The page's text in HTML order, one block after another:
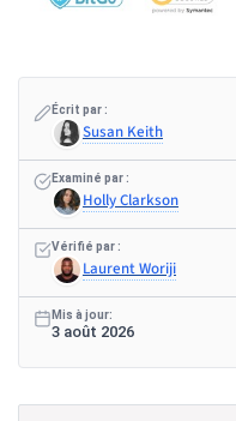
Écrit par :
Susan Keith
Examiné par :
Holly Clarkson
Vérifié par :
Laurent Woriji
Mis à jour:
3 août 2026